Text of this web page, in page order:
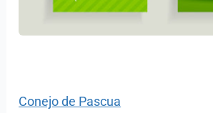
Conejo de Pascua